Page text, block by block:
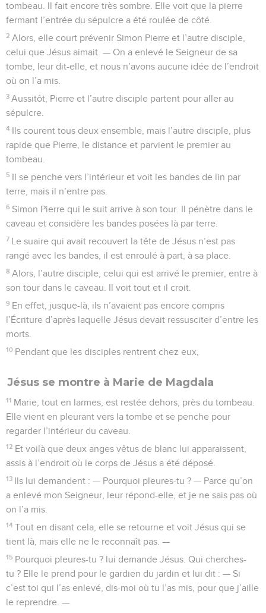
tombeau. Il fait encore très sombre. Elle voit que la pierre
fermant l’entrée du sépulcre a été roulée de côté.
2 Alors, elle court prévenir Simon Pierre et l’autre disciple,
celui que Jésus aimait. — On a enlevé le Seigneur de sa
tombe, leur dit-elle, et nous n’avons aucune idée de l’endroit
où on l’a mis.
3 Aussitôt, Pierre et l’autre disciple partent pour aller au
sépulcre.
4 Ils courent tous deux ensemble, mais l’autre disciple, plus
rapide que Pierre, le distance et parvient le premier au
tombeau.
5 Il se penche vers l’intérieur et voit les bandes de lin par
terre, mais il n’entre pas.
6 Simon Pierre qui le suit arrive à son tour. Il pénètre dans le
caveau et considère les bandes posées là par terre.
7 Le suaire qui avait recouvert la tête de Jésus n’est pas
rangé avec les bandes, il est enroulé à part, à sa place.
8 Alors, l’autre disciple, celui qui est arrivé le premier, entre à
son tour dans le caveau. Il voit tout et il croit.
9 En effet, jusque-là, ils n’avaient pas encore compris
l’Écriture d’après laquelle Jésus devait ressusciter d’entre les
morts.
10 Pendant que les disciples rentrent chez eux,
Jésus se montre à Marie de Magdala
11 Marie, tout en larmes, est restée dehors, près du tombeau.
Elle vient en pleurant vers la tombe et se penche pour
regarder l’intérieur du caveau.
12 Et voilà que deux anges vêtus de blanc lui apparaissent,
assis à l’endroit où le corps de Jésus a été déposé.
13 Ils lui demandent : — Pourquoi pleures-tu ? — Parce qu’on
a enlevé mon Seigneur, leur répond-elle, et je ne sais pas où
on l’a mis.
14 Tout en disant cela, elle se retourne et voit Jésus qui se
tient là, mais elle ne le reconnaît pas. —
15 Pourquoi pleures-tu ? lui demande Jésus. Qui cherches-
tu ? Elle le prend pour le gardien du jardin et lui dit : — Si
c’est toi qui l’as enlevé, dis-moi où tu l’as mis, pour que j’aille
le reprendre. —